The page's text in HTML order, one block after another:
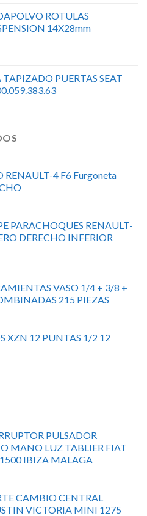
ROTULAS
14X28mm
PUERTAS SEAT
RENAULT-4 F6 Furgoneta
PARACHOQUES RENAULT-
DERECHO INFERIOR
VASO 1/4 + 3/8 +
215 PIEZAS
XZN 12 PUNTAS 1/2 12
PULSADOR
MANO LUZ TABLIER FIAT
IBIZA MALAGA
CAMBIO CENTRAL
VICTORIA MINI 1275